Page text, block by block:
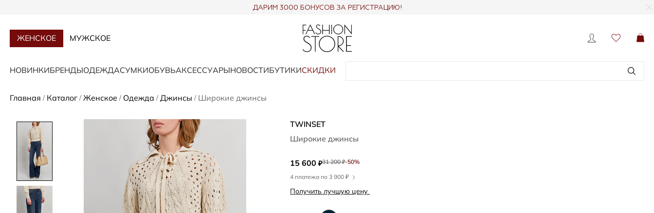
ДАРИМ 3000 БОНУСОВ ЗА РЕГИСТРАЦИЮ!
ЖЕНСКОЕ МУЖСКОЕ
НОВИНКИБРЕНДЫОДЕЖДАСУМКИОБУВЬАКСЕССУАРЫНОВОСТИБУТИКИСКИДКИ
Главная / Каталог / Женское / Одежда / Джинсы / Широкие джинсы
TWINSET
Широкие джинсы
15 600 ₽31 200₽-50%
4 платежа по 3 900 ₽
Получить лучшую цену